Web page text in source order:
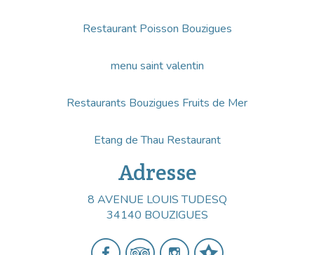
Restaurant Poisson Bouzigues
menu saint valentin
Restaurants Bouzigues Fruits de Mer
Etang de Thau Restaurant
Adresse
8 AVENUE LOUIS TUDESQ
34140 BOUZIGUES